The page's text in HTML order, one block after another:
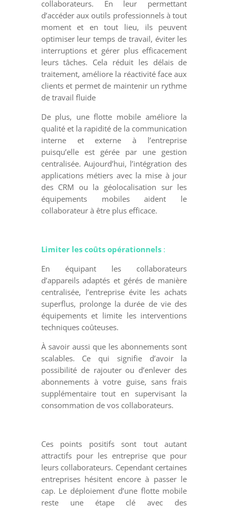
collaborateurs. En leur permettant
d’accéder aux outils professionnels à tout
moment et en tout lieu, ils peuvent
optimiser leur temps de travail, éviter les
interruptions et gérer plus efficacement
leurs tâches. Cela réduit les délais de
traitement, améliore la réactivité face aux
clients et permet de maintenir un rythme
de travail fluide
De plus, une flotte mobile améliore la
qualité et la rapidité de la communication
interne et externe à l’entreprise
puisqu’elle est gérée par une gestion
centralisée. Aujourd’hui, l’intégration des
applications métiers avec la mise à jour
des CRM ou la géolocalisation sur les
équipements mobiles aident le
collaborateur à être plus efficace.
Limiter les coûts opérationnels :
En équipant les collaborateurs
d’appareils adaptés et gérés de manière
centralisée, l’entreprise évite les achats
superflus, prolonge la durée de vie des
équipements et limite les interventions
techniques coûteuses.
À savoir aussi que les abonnements sont
scalables. Ce qui signifie d’avoir la
possibilité de rajouter ou d’enlever des
abonnements à votre guise, sans frais
supplémentaire tout en supervisant la
consommation de vos collaborateurs.
Ces points positifs sont tout autant
attractifs pour les entreprise que pour
leurs collaborateurs. Cependant certaines
entreprises hésitent encore à passer le
cap. Le déploiement d’une flotte mobile
reste une étape clé avec des